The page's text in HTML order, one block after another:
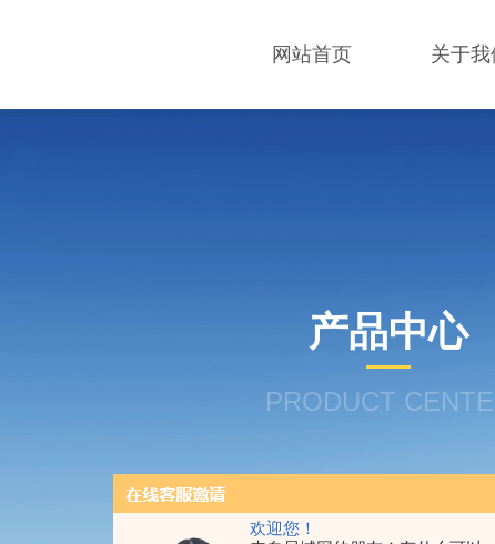
欢迎您！
网站首页 关于我
产品中心
PRODUCT